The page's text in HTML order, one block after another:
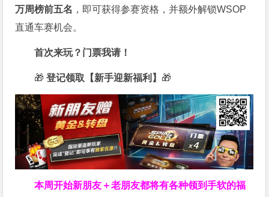
万周榜前五名 ，即可获得参赛资格，并额外解锁WSOP
直通车赛机会。
首次来玩？门票我请！
🎁 登记领取【新手迎新福利】 🎁
本周开始新朋友＋老朋友都将有各种领到手软的福